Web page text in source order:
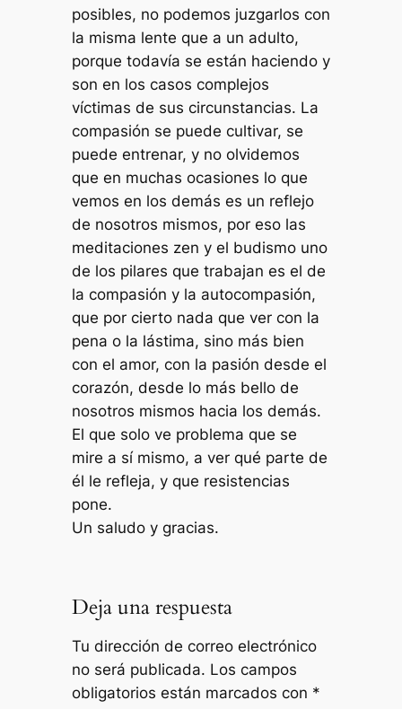
posibles, no podemos juzgarlos con
la misma lente que a un adulto,
porque todavía se están haciendo y
son en los casos complejos
víctimas de sus circunstancias. La
compasión se puede cultivar, se
puede entrenar, y no olvidemos
que en muchas ocasiones lo que
vemos en los demás es un reflejo
de nosotros mismos, por eso las
meditaciones zen y el budismo uno
de los pilares que trabajan es el de
la compasión y la autocompasión,
que por cierto nada que ver con la
pena o la lástima, sino más bien
con el amor, con la pasión desde el
corazón, desde lo más bello de
nosotros mismos hacia los demás.
El que solo ve problema que se
mire a sí mismo, a ver qué parte de
él le refleja, y que resistencias
pone.
Un saludo y gracias.
Deja una respuesta
Tu dirección de correo electrónico
no será publicada. Los campos
obligatorios están marcados con *